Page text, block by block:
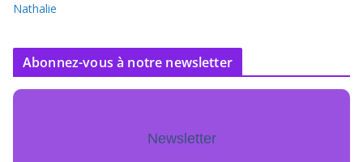
Nathalie
Abonnez-vous à notre newsletter
Newsletter